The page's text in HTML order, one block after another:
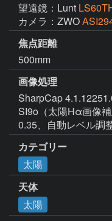
望遠鏡：Lunt
カメラ：ZWO
焦点距離
500mm
画像処理
SharpCap
SI9o（太陽Hα画像
0.35、自動レベル調
カテゴリー
太陽
天体
太陽